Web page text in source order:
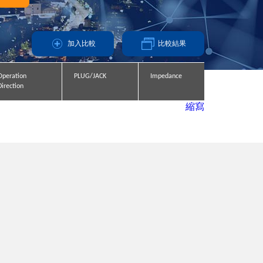
加入比較 比較結果
PLUG/JACK Impedance
PLUG/JACK Impedance
PLUG/JACK Impedance
PLUG/JACK Impedance
縮寫